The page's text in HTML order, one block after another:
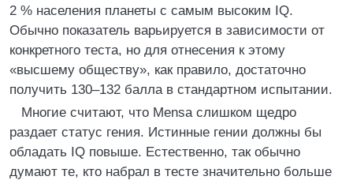
2 % населения планеты с самым высоким IQ.
Обычно показатель варьируется в зависимости от
конкретного теста, но для отнесения к этому
«высшему обществу», как правило, достаточно
получить 130–132 балла в стандартном испытании.
Многие считают, что Mensa слишком щедро
раздает статус гения. Истинные гении должны бы
обладать IQ повыше. Естественно, так обычно
думают те, кто набрал в тесте значительно больше